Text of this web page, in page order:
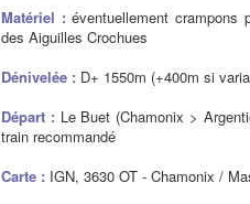
Matériel :éventuellement crampons
des Aiguilles Crochues
Dénivelée : D+ 1550m (+400m si
Départ : Le Buet (Chamonix >
train recommandé
Carte : IGN, 3630 OT - Chamonix /